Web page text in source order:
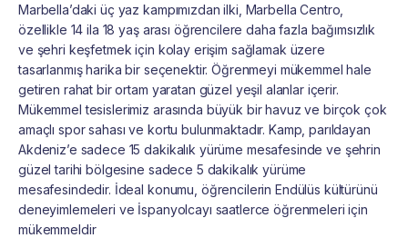
Marbella’daki üç yaz kampımızdan ilki, Marbella Centro,
özellikle 14 ila 18 yaş arası öğrencilere daha fazla bağımsızlık
ve şehri keşfetmek için kolay erişim sağlamak üzere
tasarlanmış harika bir seçenektir. Öğrenmeyi mükemmel hale
getiren rahat bir ortam yaratan güzel yeşil alanlar içerir.
Mükemmel tesislerimiz arasında büyük bir havuz ve birçok çok
amaçlı spor sahası ve kortu bulunmaktadır. Kamp, parıldayan
Akdeniz’e sadece 15 dakikalık yürüme mesafesinde ve şehrin
güzel tarihi bölgesine sadece 5 dakikalık yürüme
mesafesindedir. İdeal konumu, öğrencilerin Endülüs kültürünü
deneyimlemeleri ve İspanyolcayı saatlerce öğrenmeleri için
mükemmeldir